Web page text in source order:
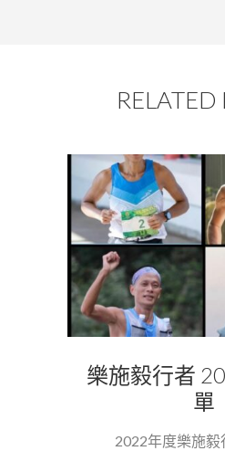
RELATED
樂施毅行者
單
2022年度樂施毅